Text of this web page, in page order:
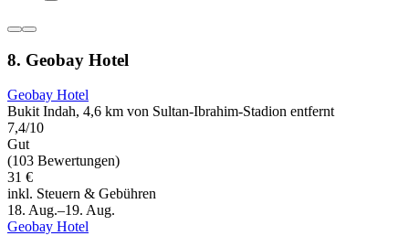
8. Geobay Hotel
Geobay Hotel
Bukit Indah, 4,6 km von Sultan-Ibrahim-Stadion entfernt
7,4/10
Gut
(103 Bewertungen)
31 €
inkl. Steuern & Gebühren
18. Aug.–19. Aug.
Geobay Hotel